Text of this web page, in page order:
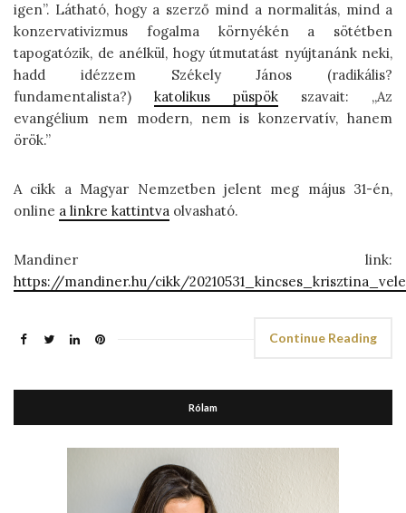
igen”. Látható, hogy a szerző mind a normalitás, mind a
konzervativizmus fogalma környékén a sötétben
tapogatózik, de anélkül, hogy útmutatást nyújtanánk neki,
hadd idézzem Székely János (radikális?
fundamentalista?) katolikus püspök szavait: „Az
evangélium nem modern, nem is konzervatív, hanem
örök.”
A cikk a Magyar Nemzetben jelent meg május 31-én,
online a linkre kattintva olvasható.
Mandiner link:
https://mandiner.hu/cikk/
Continue Reading
Rólam